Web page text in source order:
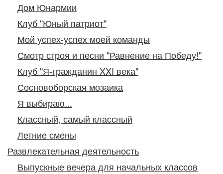
Дом Юнармии
Клуб "Юный патриот"
Мой успех-успех моей команды
Смотр строя и песни "Равнение на Победу!"
Клуб "Я-гражданин XXI века"
Сосновоборская мозаика
Я выбираю...
Классный, самый классный
Летние смены
Развлекательная деятельность
Выпускные вечера для начальных классов